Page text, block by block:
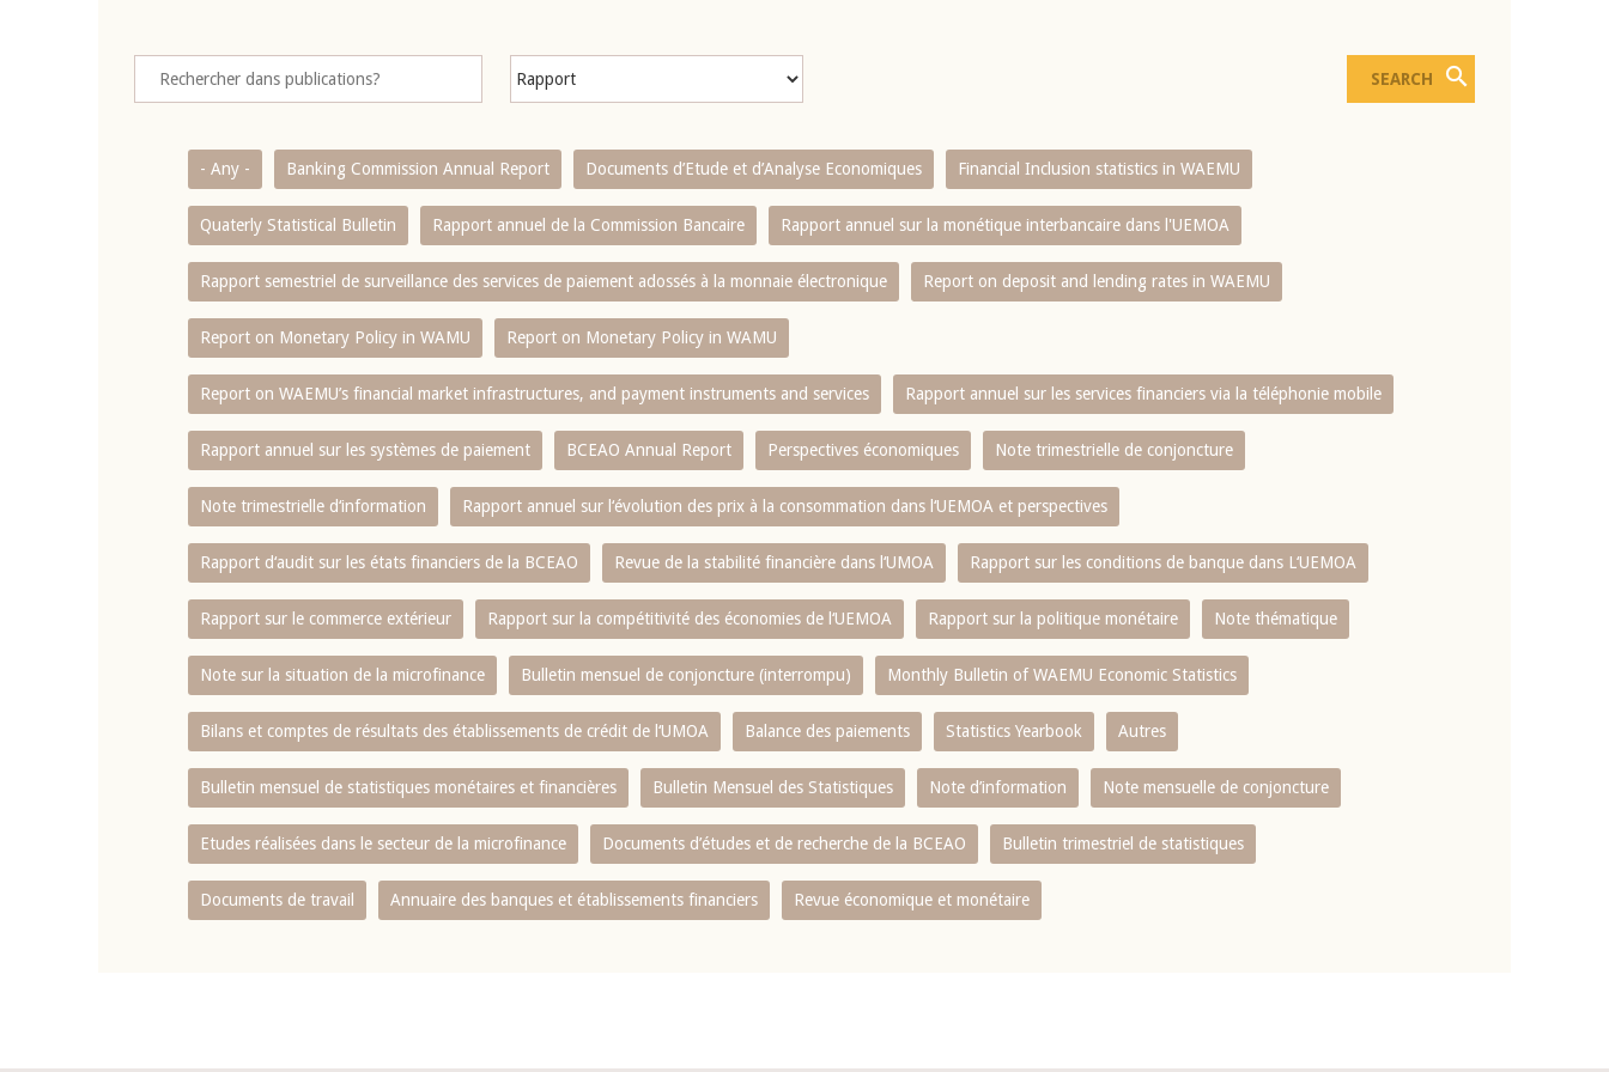
- Any - Banking Commission Annual Report Documents d’Etude et d’Analyse Economiques Financial Inclusion statistics in WAEMU
Quaterly Statistical Bulletin Rapport annuel de la Commission Bancaire Rapport annuel sur la monétique interbancaire dans l'UEMOA
Rapport semestriel de surveillance des services de paiement adossés à la monnaie électronique Report on deposit and lending rates in WAEMU
Report on Monetary Policy in WAMU Report on Monetary Policy in WAMU
Report on WAEMU’s financial market infrastructures, and payment instruments and services Rapport annuel sur les services financiers via la téléphonie mobile
Rapport annuel sur les systèmes de paiement BCEAO Annual Report Perspectives économiques Note trimestrielle de conjoncture
Note trimestrielle d‘information Rapport annuel sur l‘évolution des prix à la consommation dans l‘UEMOA et perspectives
Rapport d‘audit sur les états financiers de la BCEAO Revue de la stabilité financière dans l‘UMOA Rapport sur les conditions de banque dans L‘UEMOA
Rapport sur le commerce extérieur Rapport sur la compétitivité des économies de l‘UEMOA Rapport sur la politique monétaire Note thématique
Note sur la situation de la microfinance Bulletin mensuel de conjoncture (interrompu) Monthly Bulletin of WAEMU Economic Statistics
Bilans et comptes de résultats des établissements de crédit de l‘UMOA Balance des paiements Statistics Yearbook Autres
Bulletin mensuel de statistiques monétaires et financières Bulletin Mensuel des Statistiques Note d’information Note mensuelle de conjoncture
Etudes réalisées dans le secteur de la microfinance Documents d’études et de recherche de la BCEAO Bulletin trimestriel de statistiques
Documents de travail Annuaire des banques et établissements financiers Revue économique et monétaire